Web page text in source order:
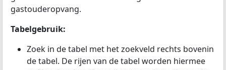
gastouderopvang.
Tabelgebruik:
Zoek in de tabel met het zoekveld rechts bovenin
de tabel. De rijen van de tabel worden hiermee